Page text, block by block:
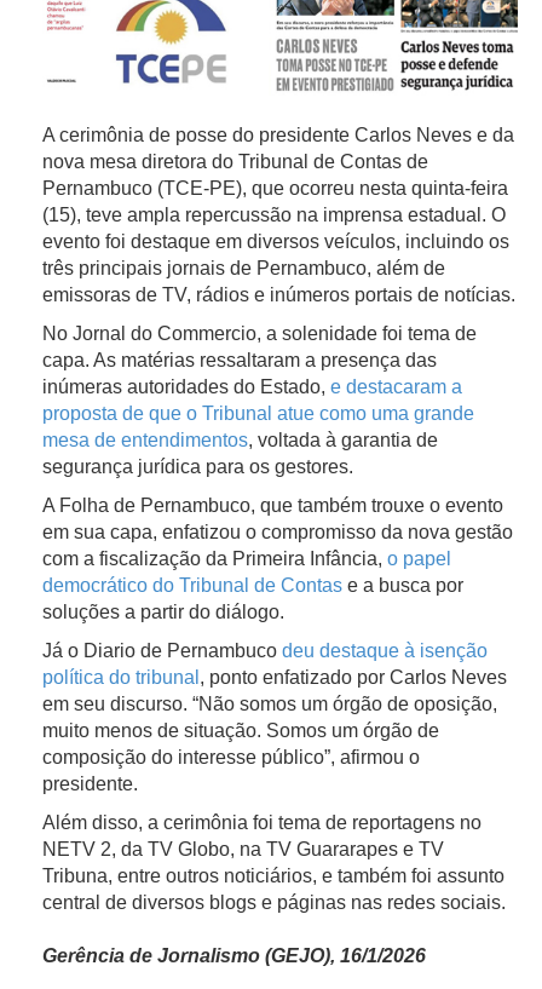
A cerimônia de posse do presidente Carlos Neves e da
nova mesa diretora do Tribunal de Contas de
Pernambuco (TCE-PE), que ocorreu nesta quinta-feira
(15), teve ampla repercussão na imprensa estadual. O
evento foi destaque em diversos veículos, incluindo os
três principais jornais de Pernambuco, além de
emissoras de TV, rádios e inúmeros portais de notícias.
No Jornal do Commercio, a solenidade foi tema de
capa. As matérias ressaltaram a presença das
inúmeras autoridades do Estado, e destacaram a
proposta de que o Tribunal atue como uma grande
mesa de entendimentos, voltada à garantia de
segurança jurídica para os gestores.
A Folha de Pernambuco, que também trouxe o evento
em sua capa, enfatizou o compromisso da nova gestão
com a fiscalização da Primeira Infância, o papel
democrático do Tribunal de Contas e a busca por
soluções a partir do diálogo.
Já o Diario de Pernambuco deu destaque à isenção
política do tribunal , ponto enfatizado por Carlos Neves
em seu discurso. “Não somos um órgão de oposição,
muito menos de situação. Somos um órgão de
composição do interesse público”, afirmou o
presidente.
Além disso, a cerimônia foi tema de reportagens no
NETV 2, da TV Globo, na TV Guararapes e TV
Tribuna, entre outros noticiários, e também foi assunto
central de diversos blogs e páginas nas redes sociais.
Gerência de Jornalismo (GEJO), 16/1/2026